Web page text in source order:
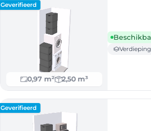
Geverifieerd
0,97 m² 2,50 m³
Geverifieerd